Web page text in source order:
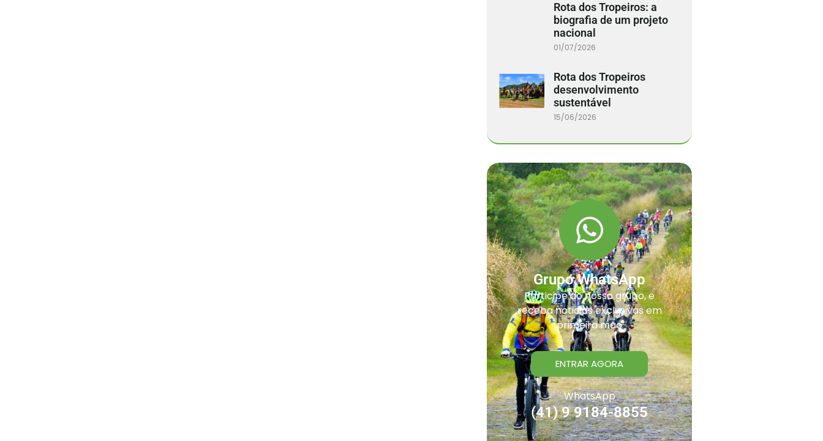
Rota dos Tropeiros: a
biografia de um projeto
nacional
01/07/2026
Rota dos Tropeiros
desenvolvimento
sustentável
15/06/2026
Grupo WhatsApp
Participe do nosso grupo, e
receba noticias exclusivas em
primeira mão
ENTRAR AGORA
WhatsApp
(41) 9 9184-8855